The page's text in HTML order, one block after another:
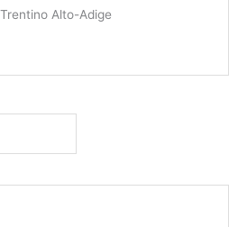
Trentino Alto-Adige